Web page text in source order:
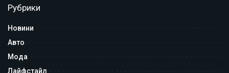
Рубрики
Новини
Авто
Мода
Лайфстайл